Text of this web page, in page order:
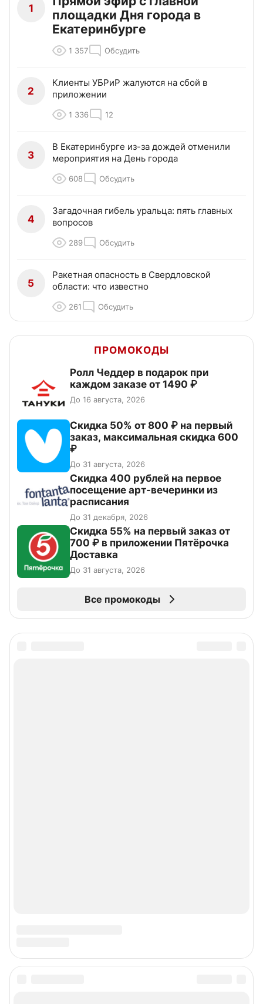
1
площадки Дня города в
Екатеринбурге
1 357 Обсудить
2
Клиенты УБРиР жалуются на сбой в
приложении
1 336 12
3
В Екатеринбурге из-за дождей отменили
мероприятия на День города
608 Обсудить
4
Загадочная гибель уральца: пять главных
вопросов
289 Обсудить
5
Ракетная опасность в Свердловской
области: что известно
261 Обсудить
ПРОМОКОДЫ
Ролл Чеддер в подарок при
каждом заказе от 1490 ₽
До 16 августа, 2026
Скидка 50% от 800 ₽ на первый
заказ, максимальная скидка 600
₽
До 31 августа, 2026
Cкидка 400 рублей на первое
посещение арт-вечеринки из
расписания
До 31 декабря, 2026
Скидка 55% на первый заказ от
700 ₽ в приложении Пятёрочка
Доставка
До 31 августа, 2026
Все промокоды